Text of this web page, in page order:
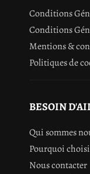
Conditions
Conditions
Mentions &
Politiques de
BESOIN
Qui sommes
Pourquoi
Nous contacter